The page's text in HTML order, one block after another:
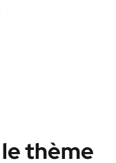
thème